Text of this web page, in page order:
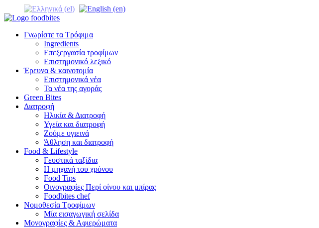
Γνωρίστε τα Τρόφιμα
Ingredients
Επεξεργασία τροφίμων
Επιστημονικό λεξικό
Έρευνα & καινοτομία
Επιστημονικά νέα
Τα νέα της αγοράς
Green Bites
Διατροφή
Ηλικία & Διατροφή
Υγεία και διατροφή
Ζούμε υγιεινά
Άθληση και διατροφή
Food & Lifestyle
Γευστικά ταξίδια
Η μηχανή του χρόνου
Food Tips
Οινογραφίες Περί οίνου και μπίρας
Foodbites chef
Νομοθεσία Τροφίμων
Μία εισαγωγική σελίδα
Μονογραφίες & Αφιερώματα